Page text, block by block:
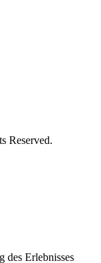
Reserved.
des Erlebnisses